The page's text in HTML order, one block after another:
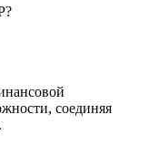
соединяя